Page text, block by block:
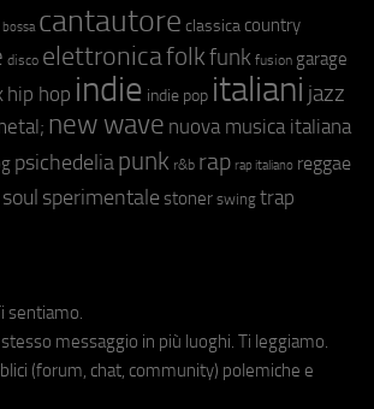
bossa cantautore classica country
disco elettronicafolkfunk fusion garage
hip hop indie indie pop italiani jazz
new wave nuova musica italiana
psichedeliapunk r&b rap rap italiano reggae
soul sperimentale stoner swing trap
sentiamo.
messaggio in più luoghi. Ti leggiamo.
(forum, chat, community) polemiche e